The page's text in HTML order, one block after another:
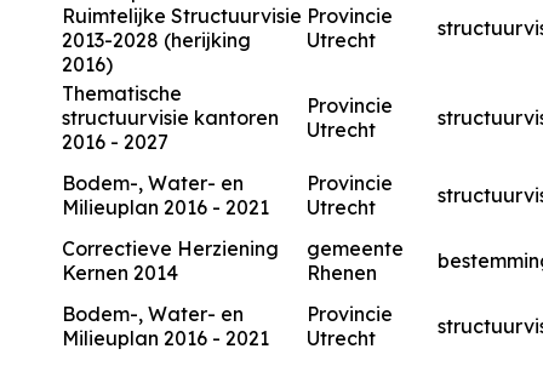
Ruimtelijke Structuurvisie
2013-2028 (herijking
2016)
Provincie
Utrecht
Thematische
structuurvisie kantoren
2016 - 2027
Provincie
Utrecht
Bodem-, Water- en
Milieuplan 2016 - 2021
Provincie
Utrecht
Correctieve Herziening
Kernen 2014
gemeente
Rhenen
Bodem-, Water- en
Milieuplan 2016 - 2021
Provincie
Utrecht